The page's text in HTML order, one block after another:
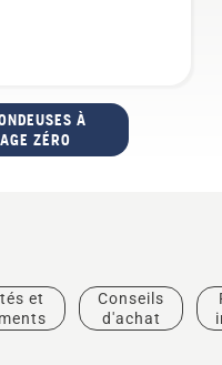
À
ZÉRO
et
Conseils
d'achat